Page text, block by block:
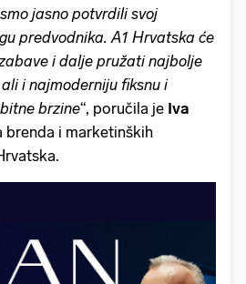
jasno potvrdili svoj
predvodnika. A1 Hrvatska će
i dalje pružati najbolje
i najmoderniju fiksnu i
brzine“, poručila je Iva
brenda i marketinških